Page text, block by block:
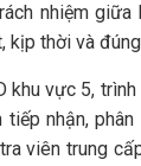
nhiệm
kịp thời và
khu vực 5,
tiếp nhận,
viên trung